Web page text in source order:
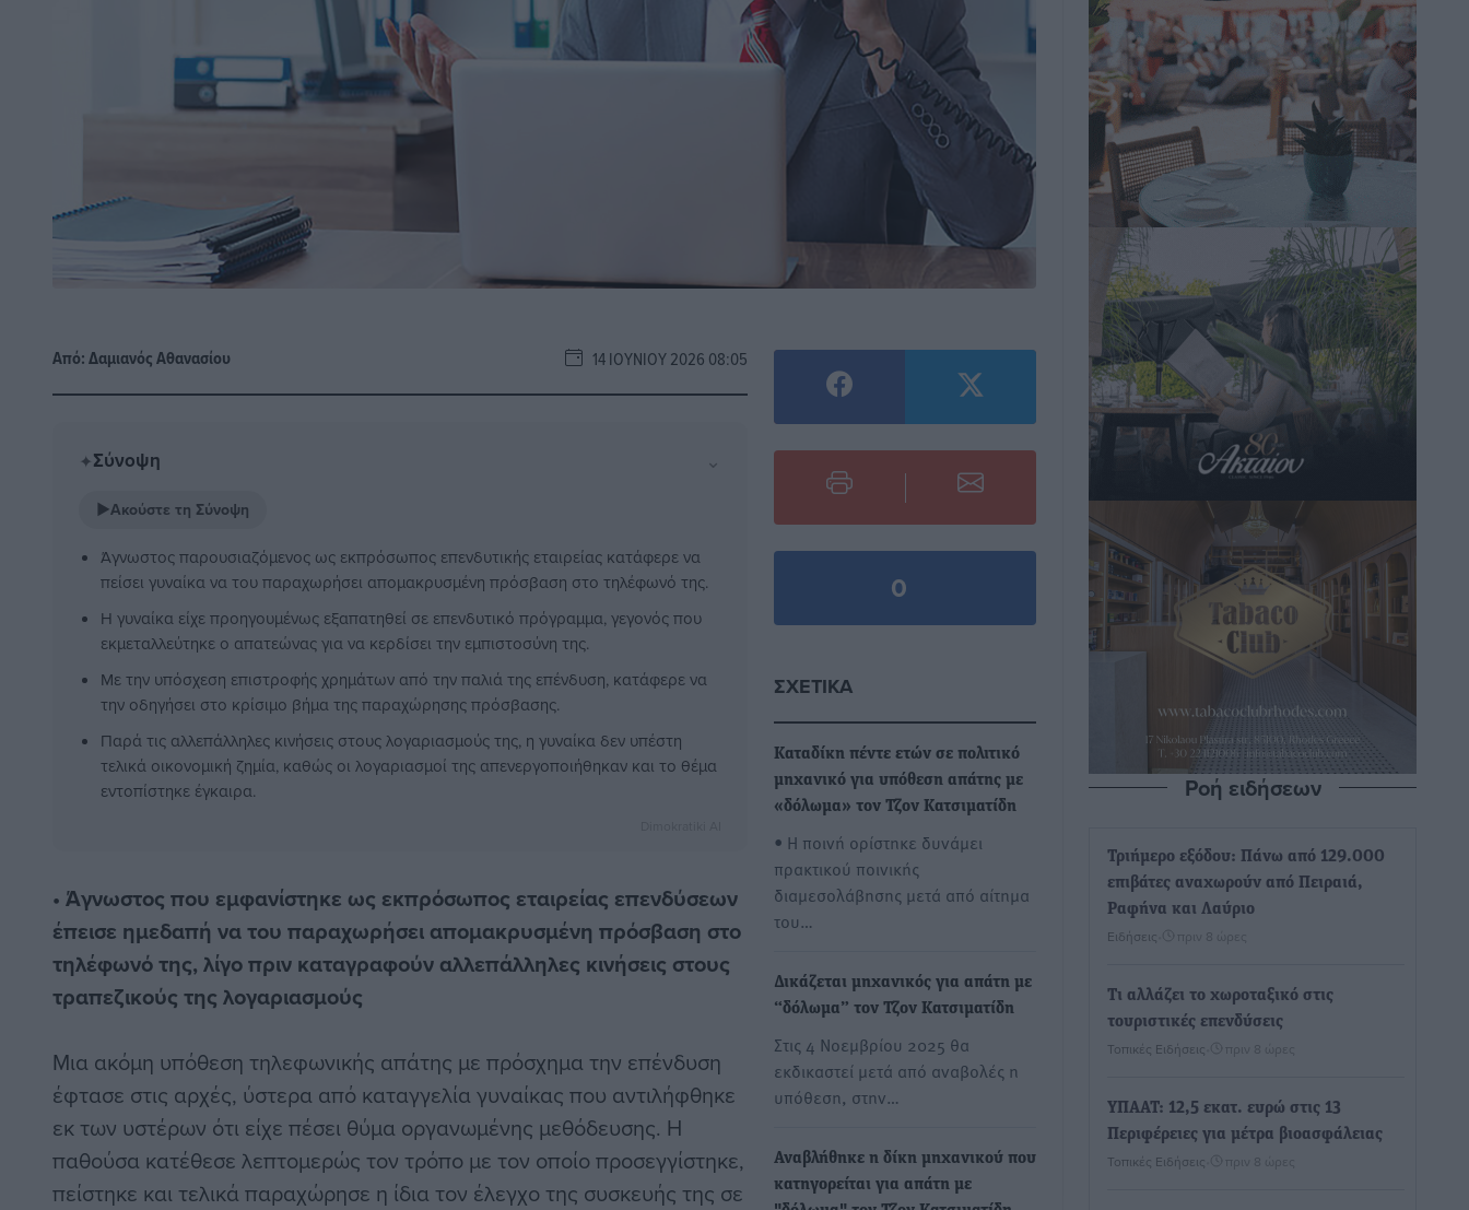
Από:Δαμιανός Αθανασίου 14 ΙΟΥΝΊΟΥ 2026 08:05
✦Σύνοψη ⌄
▶Ακούστε τη Σύνοψη
Άγνωστος παρουσιαζόμενος ως εκπρόσωπος επενδυτικής εταιρείας κατάφερε να
πείσει γυναίκα να του παραχωρήσει απομακρυσμένη πρόσβαση στο τηλέφωνό της.
Η γυναίκα είχε προηγουμένως εξαπατηθεί σε επενδυτικό πρόγραμμα, γεγονός που
εκμεταλλεύτηκε ο απατεώνας για να κερδίσει την εμπιστοσύνη της.
Με την υπόσχεση επιστροφής χρημάτων από την παλιά της επένδυση, κατάφερε να
την οδηγήσει στο κρίσιμο βήμα της παραχώρησης πρόσβασης.
Παρά τις αλλεπάλληλες κινήσεις στους λογαριασμούς της, η γυναίκα δεν υπέστη
τελικά οικονομική ζημία, καθώς οι λογαριασμοί της απενεργοποιήθηκαν και το θέμα
εντοπίστηκε έγκαιρα.
• Άγνωστος που εμφανίστηκε ως εκπρόσωπος εταιρείας επενδύσεων
έπεισε ημεδαπή να του παραχωρήσει απομακρυσμένη πρόσβαση στο
τηλέφωνό της, λίγο πριν καταγραφούν αλλεπάλληλες κινήσεις στους
τραπεζικούς της λογαριασμούς
Μια ακόμη υπόθεση τηλεφωνικής απάτης με πρόσχημα την επένδυση
έφτασε στις αρχές, ύστερα από καταγγελία γυναίκας που αντιλήφθηκε
εκ των υστέρων ότι είχε πέσει θύμα οργανωμένης μεθόδευσης. Η
παθούσα κατέθεσε λεπτομερώς τον τρόπο με τον οποίο προσεγγίστηκε,
πείστηκε και τελικά παραχώρησε η ίδια τον έλεγχο της συσκευής της σε
0
ΣΧΕΤΙΚΆ
Καταδίκη πέντε ετών σε πολιτικό
μηχανικό για υπόθεση απάτης με
«δόλωμα» τον Τζον Κατσιματίδη
• Η ποινή ορίστηκε δυνάμει
πρακτικού ποινικής
διαμεσολάβησης μετά από αίτημα
του…
Δικάζεται μηχανικός για απάτη με
“δόλωμα” τον Τζον Κατσιματίδη
Στις 4 Νοεμβρίου 2025 θα
εκδικαστεί μετά από αναβολές η
υπόθεση, στην…
Αναβλήθηκε η δίκη μηχανικού που
κατηγορείται για απάτη με
Ροή ειδήσεων
Τριήμερο εξόδου: Πάνω από 129.000
επιβάτες αναχωρούν από Πειραιά,
Ραφήνα και Λαύριο
Ειδήσεις πριν 8 ώρες
Τι αλλάζει το χωροταξικό στις
τουριστικές επενδύσεις
Τοπικές Ειδήσεις πριν 8 ώρες
ΥΠΑΑΤ: 12,5 εκατ. ευρώ στις 13
Περιφέρειες για μέτρα βιοασφάλειας
Τοπικές Ειδήσεις πριν 8 ώρες